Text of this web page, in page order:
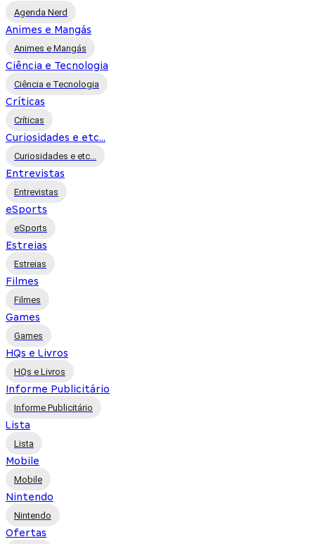
Agenda Nerd
Animes e Mangás
Animes e Mangás
Ciência e Tecnologia
Ciência e Tecnologia
Críticas
Críticas
Curiosidades e etc...
Curiosidades e etc...
Entrevistas
Entrevistas
eSports
eSports
Estreias
Estreias
Filmes
Filmes
Games
Games
HQs e Livros
HQs e Livros
Informe Publicitário
Informe Publicitário
Lista
Lista
Mobile
Mobile
Nintendo
Nintendo
Ofertas